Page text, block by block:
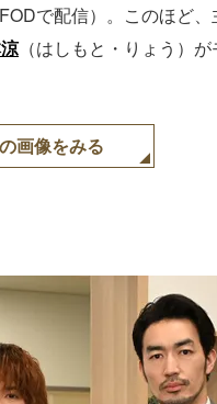
で配信）。このほど
（はしもと・りょう）
画像をみる